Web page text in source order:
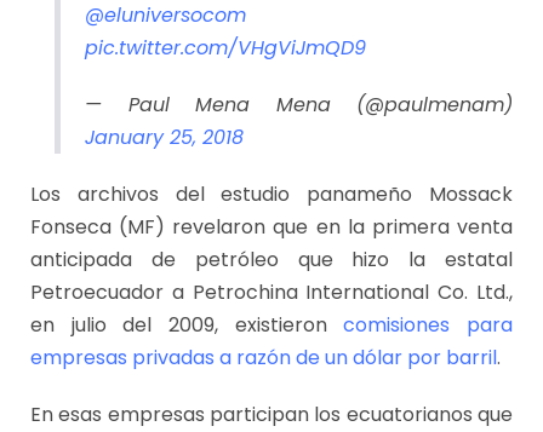
@eluniversocom
pic.twitter.com/VHgViJmQD9
— Paul Mena Mena (@paulmenam)
January 25, 2018
Los archivos del estudio panameño Mossack
Fonseca (MF) revelaron que en la primera venta
anticipada de petróleo que hizo la estatal
Petroecuador a Petrochina International Co. Ltd.,
en julio del 2009, existieroncomisiones para
empresas privadas a razón de un dólar por barril.
En esas empresas participan los ecuatorianos que